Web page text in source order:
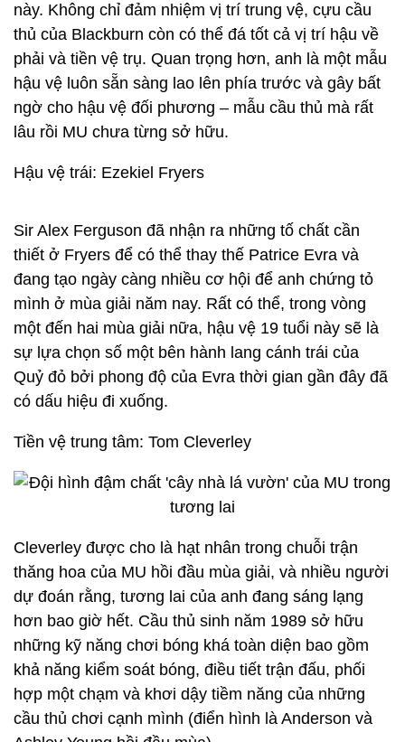
này. Không chỉ đảm nhiệm vị trí trung vệ, cựu cầu
thủ của Blackburn còn có thể đá tốt cả vị trí hậu về
phải và tiền vệ trụ. Quan trọng hơn, anh là một mẫu
hậu vệ luôn sẵn sàng lao lên phía trước và gây bất
ngờ cho hậu vệ đối phương – mẫu cầu thủ mà rất
lâu rồi MU chưa từng sở hữu.
Hậu vệ trái: Ezekiel Fryers
Sir Alex Ferguson đã nhận ra những tố chất cần
thiết ở Fryers để có thể thay thế Patrice Evra và
đang tạo ngày càng nhiều cơ hội để anh chứng tỏ
mình ở mùa giải năm nay. Rất có thể, trong vòng
một đến hai mùa giải nữa, hậu vệ 19 tuổi này sẽ là
sự lựa chọn số một bên hành lang cánh trái của
Quỷ đỏ bởi phong độ của Evra thời gian gần đây đã
có dấu hiệu đi xuống.
Tiền vệ trung tâm: Tom Cleverley
Cleverley được cho là hạt nhân trong chuỗi trận
thăng hoa của MU hồi đầu mùa giải, và nhiều người
dự đoán rằng, tương lai của anh đang sáng lạng
hơn bao giờ hết. Cầu thủ sinh năm 1989 sở hữu
những kỹ năng chơi bóng khá toàn diện bao gồm
khả năng kiểm soát bóng, điều tiết trận đấu, phối
hợp một chạm và khơi dậy tiềm năng của những
cầu thủ chơi cạnh mình (điển hình là Anderson và